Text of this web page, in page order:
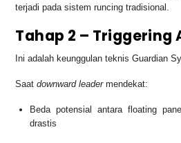
terjadi pada sistem runcing tradisional.
Tahap 2 –
Ini adalah keunggulan teknis Guardian
Saatdownward leadermendekat:
Beda potensial antara floating
drastis